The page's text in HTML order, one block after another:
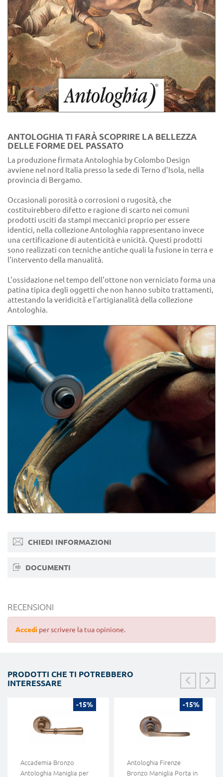
ANTOLOGHIA TI FARÀ SCOPRIRE LA BELLEZZA
DELLE FORME DEL PASSATO
La produzione firmata Antologhia by Colombo Design
avviene nel nord Italia presso la sede di Terno d'Isola, nella
provincia di Bergamo.
Occasionali porosità o corrosioni o rugosità, che
costituirebbero difetto e ragione di scarto nei comuni
prodotti usciti da stampi meccanici proprio per essere
identici, nella collezione Antologhia rappresentano invece
una certificazione di autenticità e unicità. Questi prodotti
sono realizzati con tecniche antiche quali la fusione in terra e
l'intervento della manualità.
L'ossidazione nel tempo dell'ottone non verniciato forma una
patina tipica degli oggetti che non hanno subito trattamenti,
attestando la veridicità e l'artigianalità della collezione
Antologhia.
CHIEDI INFORMAZIONI
DOCUMENTI
RECENSIONI
Accedi per scrivere la tua opinione.
PRODOTTI CHE TI POTREBBERO
INTERESSARE
-15%
Accademia Bronzo
Antologhia Maniglia per
-15%
Antologhia Firenze
Bronzo Maniglia Porta in